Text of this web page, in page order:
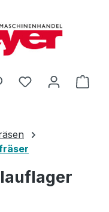
Du hast 0